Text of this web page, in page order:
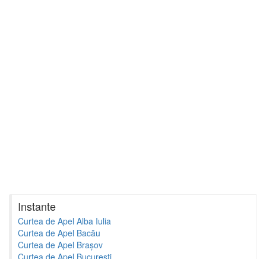
Instante
Curtea de Apel Alba Iulia
Curtea de Apel Bacău
Curtea de Apel Brașov
Curtea de Apel București